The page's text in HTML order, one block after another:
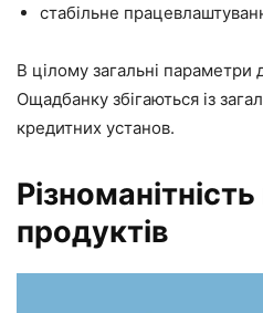
стабільне
В цілому загальні параметри
Ощадбанку збігаються із
кредитних установ.
продуктів